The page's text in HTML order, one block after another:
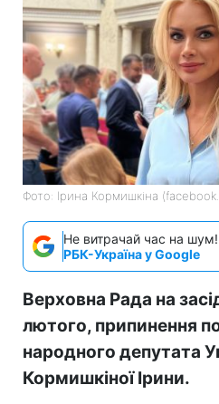
Фото: Ірина Кормишкіна
Не витрачай час на шум!
РБК-Україна у Google
Верховна Рада на
лютого, припинення
народного депутата
Кормишкіної Ірини.